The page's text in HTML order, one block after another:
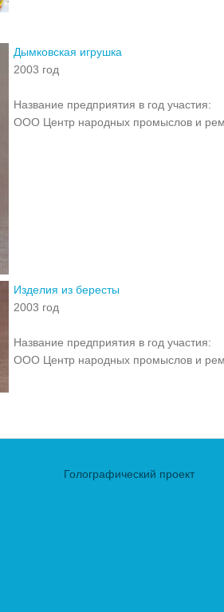
Дымковская игрушка
2003 год
Название предприятия в год участия:
ООО Центр народных промыслов и
Изделия из бересты
2003 год
Название предприятия в год участия:
ООО Центр народных промыслов и
Голографический проект